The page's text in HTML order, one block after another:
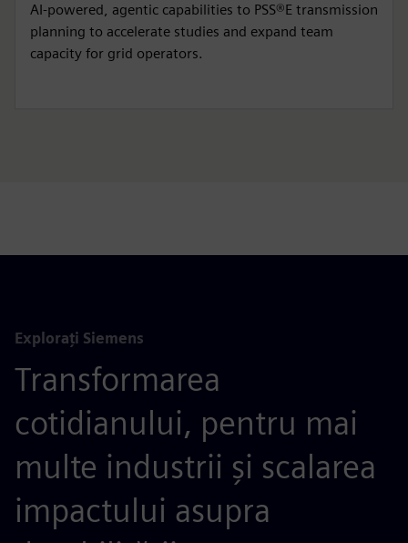
AI-powered, agentic capabilities to PSS®E transmission
planning to accelerate studies and expand team
capacity for grid operators.
Explorați Siemens
Transformarea
cotidianului, pentru mai
multe industrii și scalarea
impactului asupra